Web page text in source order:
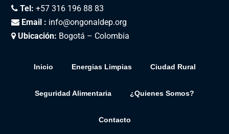
Tel: +57 316 196 88 83
Email : info@ongonaldep.org
Ubicación: Bogotá – Colombia
Inicio Energias Limpias Ciudad Rural
Seguridad Alimentaria ¿Quienes Somos?
Contacto